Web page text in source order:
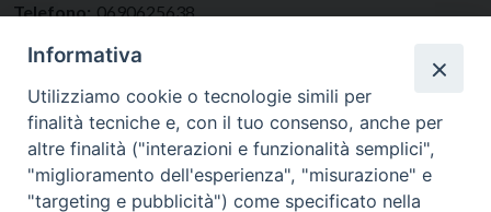
Telefono: 0690625638
Email: beatitudini@orsolinescm.it
Piazza della Resistenza 3, 00015, Monterotondo
Informativa
Utilizziamo cookie o tecnologie simili per
finalità tecniche e, con il tuo consenso, anche per
altre finalità ("interazioni e funzionalità semplici",
"miglioramento dell'esperienza", "misurazione" e
"targeting e pubblicità") come specificato nella